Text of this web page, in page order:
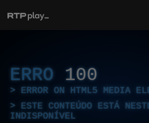
ERRO 100
ERROR ON HTML5 MEDIA
ESTE CONTEÚDO ESTÁ
INDISPONÍVEL